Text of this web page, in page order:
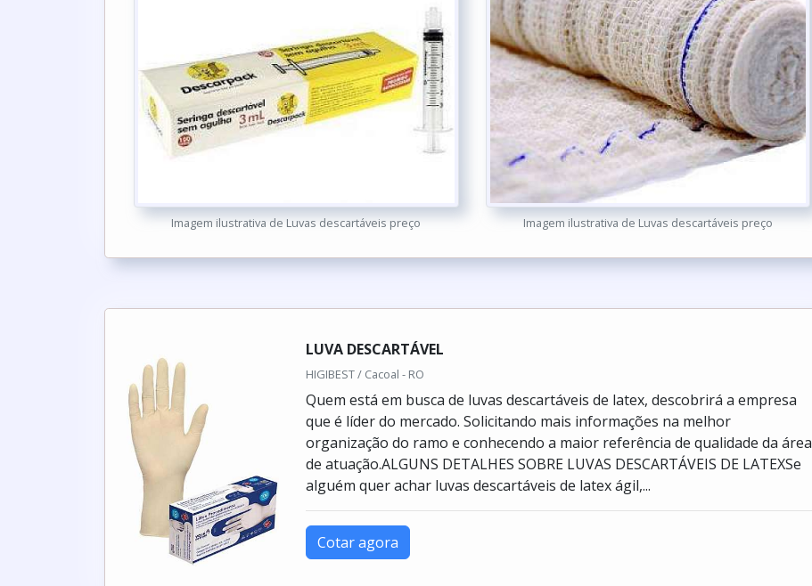
Imagem ilustrativa de Luvas descartáveis preço Imagem ilustrativa de Luvas descartáveis preço
LUVA DESCARTÁVEL
HIGIBEST / Cacoal - RO
Quem está em busca de luvas descartáveis de latex, descobrirá a empresa
que é líder do mercado. Solicitando mais informações na melhor
organização do ramo e conhecendo a maior referência de qualidade da área
de atuação.ALGUNS DETALHES SOBRE LUVAS DESCARTÁVEIS DE LATEXSe
alguém quer achar luvas descartáveis de latex ágil,...
Cotar agora